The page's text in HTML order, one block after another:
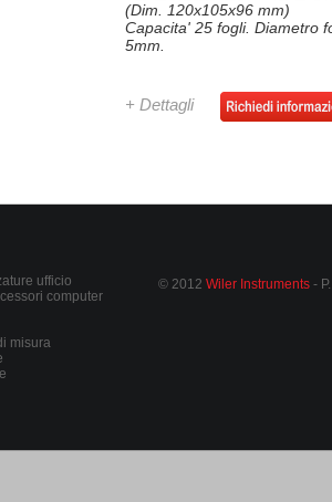
(Dim. 120x105x96 mm)
Capacita' 25 fogli. Diametro
5mm.
+ Dettagli
ufficio
computer
misura
© 2012 Wiler Instruments -